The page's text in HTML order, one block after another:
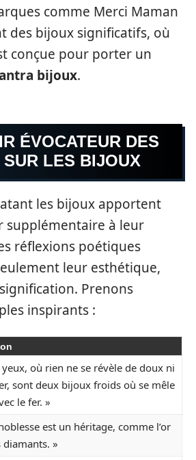
comme Merci Maman
des bijoux significatifs, où
conçue pour porter un
bijoux.
ÉVOCATEUR DES
SUR LES BIJOUX
les bijoux apportent
supplémentaire à leur
réflexions poétiques
leur esthétique,
Prenons
inspirants :
yeux, où rien ne se révèle de doux ni
sont deux bijoux froids où se mêle
le fer. »
est un héritage, comme l’or
diamants. »